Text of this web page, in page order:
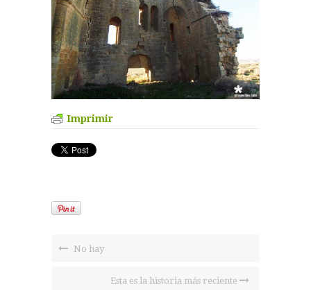
Imprimir
No hay
Esta es la historia más reciente